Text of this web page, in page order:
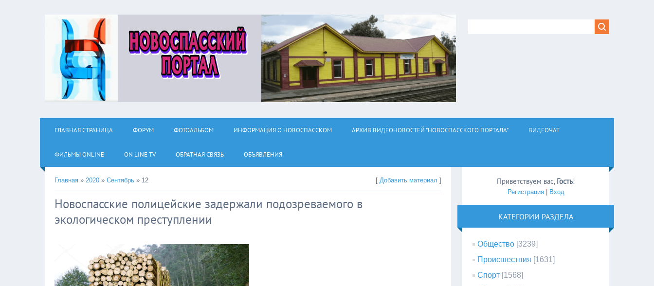
ГЛАВНАЯ СТРАНИЦА ФОРУМ ФОТОАЛЬБОМ ИНФОРМАЦИЯ О НОВОСПАССКОМ АРХИВ ВИДЕОНОВОСТЕЙ "НОВОСПАССКОГО ПОРТАЛА" ВИДЕОЧАТ
ФИЛЬМЫ ОNLINE ON LINE TV ОБРАТНАЯ СВЯЗЬ ОБЪЯВЛЕНИЯ
Главная » 2020 » Сентябрь » 12 [Добавить материал ]
Новоспасские полицейские задержали подозреваемого в
экологическом преступлении
Приветствуем вас, Гость!
Регистрация| Вход
КАТЕГОРИИ РАЗДЕЛА
Общество [3239]
Происшествия [1631]
Спорт [1568]